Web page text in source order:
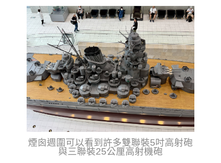
煙囪週圍可以看到許多雙聯裝5吋高射砲
與三聯裝25公厘高射機砲